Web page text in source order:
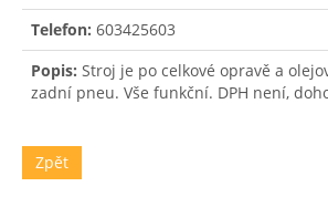
Telefon: 603425603
Popis: Stroj je po celkové opravě a
zadní pneu. Vše funkční. DPH není,
Zpět